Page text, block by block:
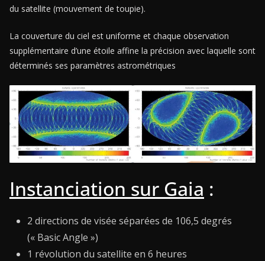
du satellite (mouvement de toupie).
La couverture du ciel est uniforme et chaque observation
supplémentaire d’une étoile affine la précision avec laquelle sont
déterminés ses paramètres astrométriques
Instanciation sur Gaia :
2 directions de visée séparées de 106,5 degrés
(« Basic Angle »)
1 révolution du satellite en 6 heures